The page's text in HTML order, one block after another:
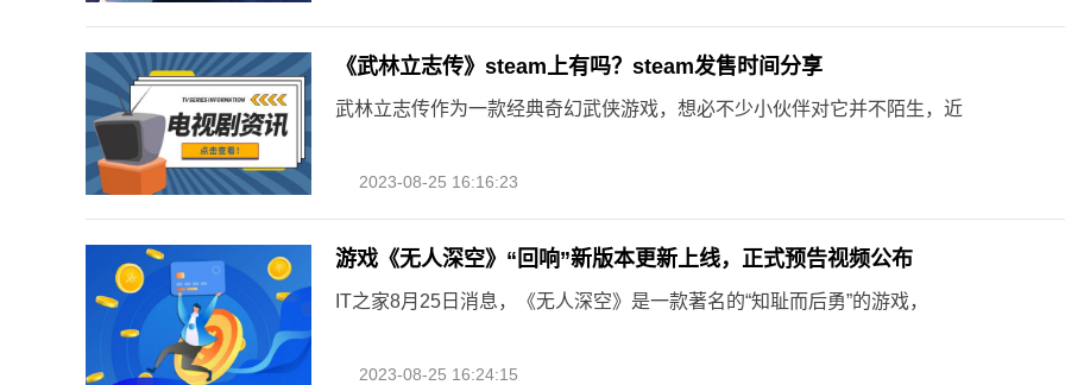
《武林立志传》steam上有吗？steam发售时间分享
武林立志传作为一款经典奇幻武侠游戏，想必不少小伙伴对它并不陌生，近
2023-08-25 16:16:23
游戏《无人深空》“回响”新版本更新上线，正式预告视频公布
IT之家8月25日消息，《无人深空》是一款著名的“知耻而后勇”的游戏，
2023-08-25 16:24:15